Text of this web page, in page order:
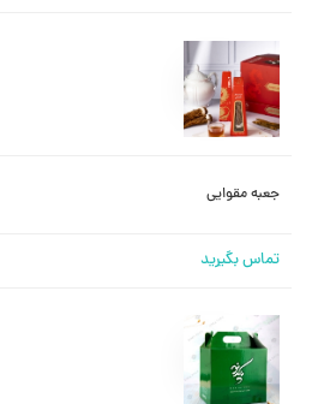
جعبه مقوایی
تماس بگیرید